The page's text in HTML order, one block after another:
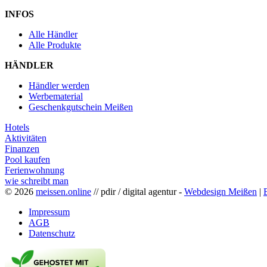
INFOS
Alle Händler
Alle Produkte
HÄNDLER
Händler werden
Werbematerial
Geschenkgutschein Meißen
Hotels
Aktivitäten
Finanzen
Pool kaufen
Ferienwohnung
wie schreibt man
© 2026 meissen.online // pdir / digital agentur - Webdesign Meißen |
Impressum
AGB
Datenschutz